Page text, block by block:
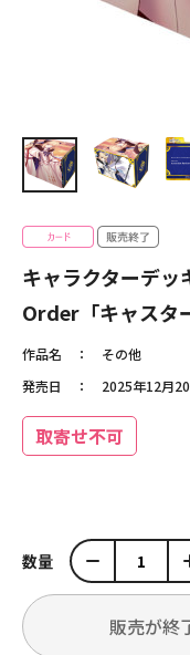
キャラクターデ
Order「キャスタ
作品名
その他
発売日
2025年12月
取寄せ不可
数量
販売が終